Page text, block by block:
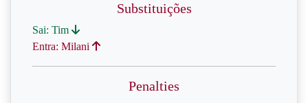
Substituições
Sai: Tim
Entra: Milani
Penalties